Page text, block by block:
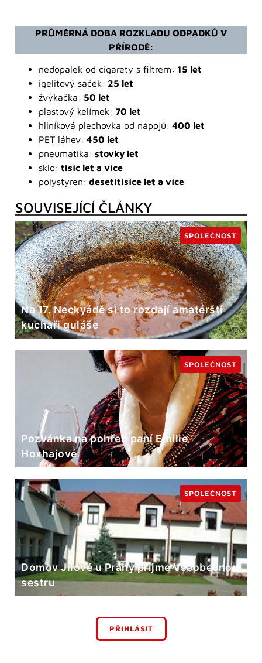
PRŮMĚRNÁ DOBA ROZKLADU ODPADKŮ V
PŘÍRODĚ:
nedopalek od cigarety s filtrem: 15 let
igelitový sáček: 25 let
žvýkačka: 50 let
plastový kelímek: 70 let
hliníková plechovka od nápojů: 400 let
PET láhev: 450 let
pneumatika: stovky let
sklo: tisíc let a více
polystyren: desetitisíce let a více
SOUVISEJÍCÍ ČLÁNKY
Na 17. Neckyádě si to rozdají amatérští
kuchaři guláše
SPOLEČNOST
Pozvánka na pohřeb paní Emilie
Hoxhajové
SPOLEČNOST
Domov Jílové u Prahy přijme Všeobecnou
sestru
SPOLEČNOST
PŘIHLÁSIT